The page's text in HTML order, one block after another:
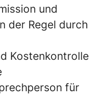
und
der Regel durch
Kostenkontrolle
für